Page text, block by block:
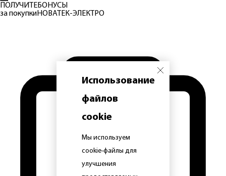
Использование
файлов
cookie
Мы используем
cookie-файлы для
улучшения
ПОЛУЧИТЕБОНУСЫ
за покупкиНОВАТЕК-ЭЛЕКТРО